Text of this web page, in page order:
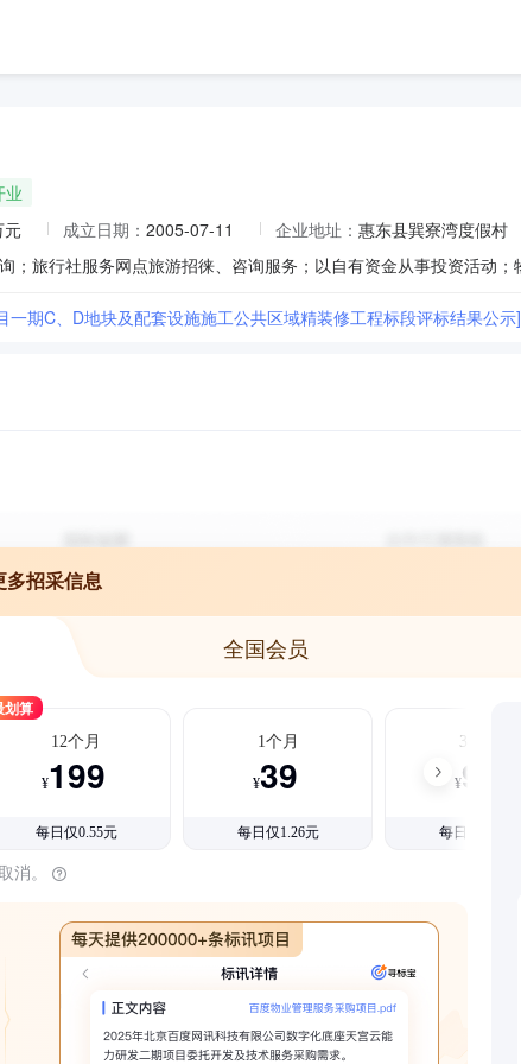
业
元
成立日期： 2005-07-11 企业地址： 惠东县巽寮湾度假村
一期C、D地块及配套设施施工公共区域精装修工程标段评标结果公示]
多招采信息
全国会员
划算
12个月
¥199
每日仅0.55元
1个月
¥39
每日仅1.26元
3个月
¥99
每日仅1.08元
消。